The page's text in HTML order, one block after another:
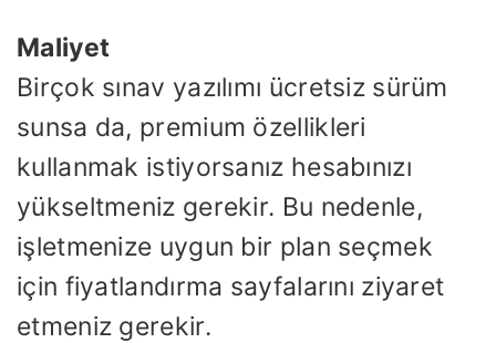
Maliyet
Birçok sınav yazılımı ücretsiz sürüm
sunsa da, premium özellikleri
kullanmak istiyorsanız hesabınızı
yükseltmeniz gerekir. Bu nedenle,
işletmenize uygun bir plan seçmek
için fiyatlandırma sayfalarını ziyaret
etmeniz gerekir.